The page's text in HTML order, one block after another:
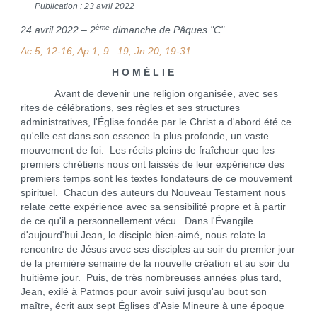
Publication : 23 avril 2022
24 avril 2022 – 2ème dimanche de Pâques "C"
Ac 5, 12-16; Ap 1, 9...19; Jn 20, 19-31
H O M É L I E
Avant de devenir une religion organisée, avec ses
rites de célébrations, ses règles et ses structures
administratives, l'Église fondée par le Christ a d'abord été ce
qu'elle est dans son essence la plus profonde, un vaste
mouvement de foi. Les récits pleins de fraîcheur que les
premiers chrétiens nous ont laissés de leur expérience des
premiers temps sont les textes fondateurs de ce mouvement
spirituel. Chacun des auteurs du Nouveau Testament nous
relate cette expérience avec sa sensibilité propre et à partir
de ce qu'il a personnellement vécu. Dans l'Évangile
d'aujourd'hui Jean, le disciple bien-aimé, nous relate la
rencontre de Jésus avec ses disciples au soir du premier jour
de la première semaine de la nouvelle création et au soir du
huitième jour. Puis, de très nombreuses années plus tard,
Jean, exilé à Patmos pour avoir suivi jusqu'au bout son
maître, écrit aux sept Églises d'Asie Mineure à une époque